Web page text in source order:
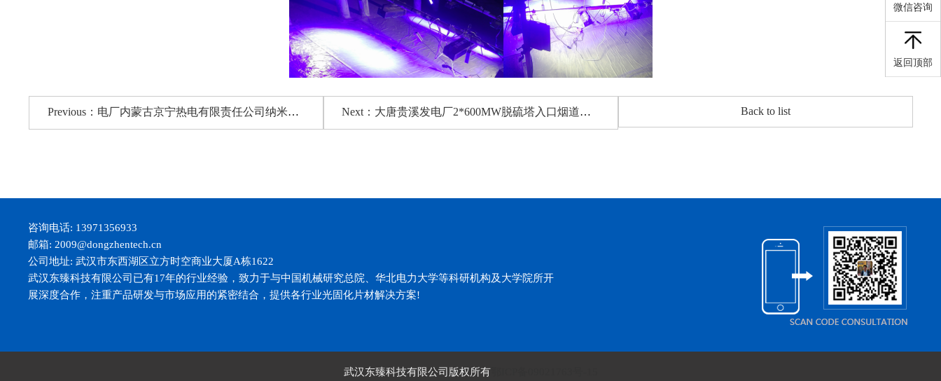
Previous：电厂内蒙古京宁热电有限责任公司纳米陶瓷卷材供货案例 Next：大唐贵溪发电厂2*600MW脱硫塔入口烟道高温光固化片材案例 Back to list
咨询电话: 13971356933
邮箱: 2009@dongzhentech.cn
公司地址: 武汉市东西湖区立方时空商业大厦A栋1622
武汉东臻科技有限公司已有17年的行业经验，致力于与中国机械研究总院、华北电力大学等科研机构及大学院所开
展深度合作，注重产品研发与市场应用的紧密结合，提供各行业光固化片材解决方案!
武汉东臻科技有限公司版权所有鄂ICP备09021763号-15
微信咨询
返回顶部